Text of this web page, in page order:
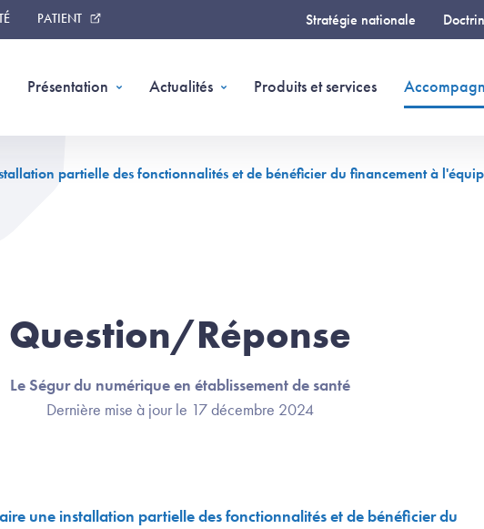
PATIENT Stratégie nationale
Présentation Actualités Produits et services
partielle des fonctionnalités et de bénéficier du financement à
Question/Réponse
Le Ségur du numérique en établissement de santé
Dernière mise à jour le 17 décembre 2024
une installation partielle des fonctionnalités et de bénéficier du